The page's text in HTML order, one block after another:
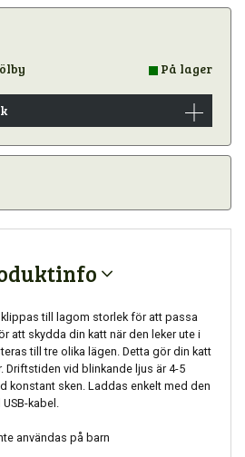
På lager
klippas till lagom storlek för att passa
att skydda din katt när den leker ute i
till tre olika lägen. Detta gör din katt
Driftstiden vid blinkande ljus är 4-5
konstant sken. Laddas enkelt med den
kabel.
användas på barn